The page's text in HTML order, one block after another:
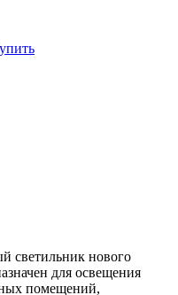
светильник нового
для освещения
помещений,